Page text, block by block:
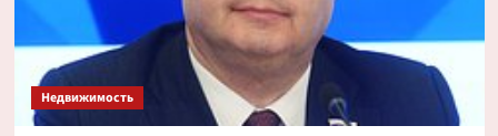
Недвижимость